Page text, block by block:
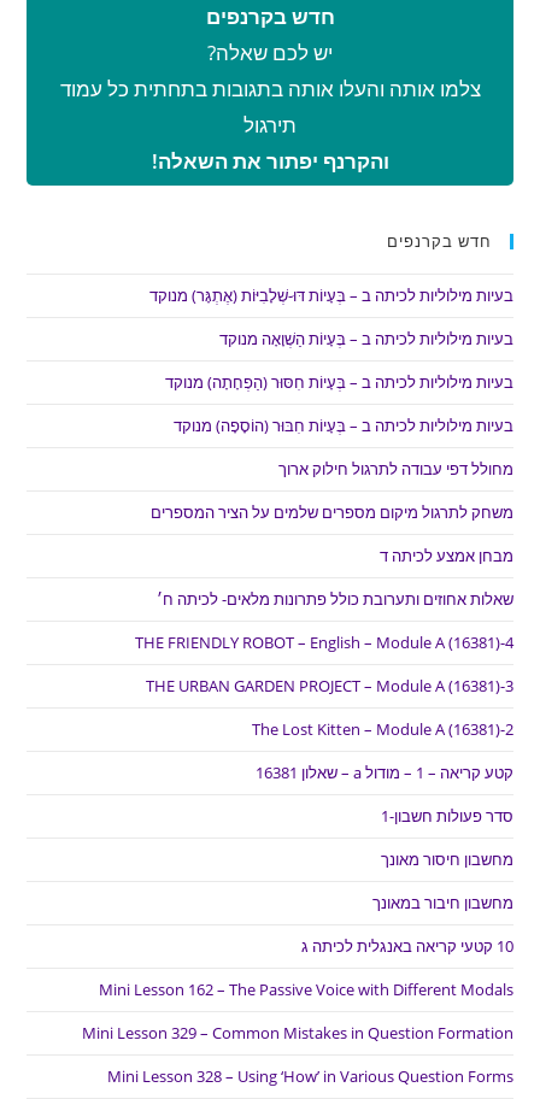
חדש בקרנפים
יש לכם שאלה?
צלמו אותה והעלו אותה בתגובות בתחתית כל עמוד
תירגול
והקרנף יפתור את השאלה!
חדש בקרנפים
בעיות מילוליות לכיתה ב – בְּעָיוֹת דּוּ-שְׁלָבִיּוֹת (אֶתְגָּר) מנוקד
בעיות מילוליות לכיתה ב – בְּעָיוֹת הַשְׁוָאָה מנוקד
בעיות מילוליות לכיתה ב – בְּעָיוֹת חִסּוּר (הַפְחָתָה) מנוקד
בעיות מילוליות לכיתה ב – בְּעָיוֹת חִבּוּר (הוֹסָפָה) מנוקד
מחולל דפי עבודה לתרגול חילוק ארוך
משחק לתרגול מיקום מספרים שלמים על הציר המספרים
מבחן אמצע לכיתה ד
שאלות אחוזים ותערובת כולל פתרונות מלאים- לכיתה ח׳
THE FRIENDLY ROBOT – English – Module A (16381)-4
THE URBAN GARDEN PROJECT – Module A (16381)-3
The Lost Kitten – Module A (16381)-2
קטע קריאה – 1 – מודול a – שאלון 16381
סדר פעולות חשבון-1
מחשבון חיסור מאונך
מחשבון חיבור במאונך
10 קטעי קריאה באנגלית לכיתה ג
Mini Lesson 162 – The Passive Voice with Different Modals
Mini Lesson 329 – Common Mistakes in Question Formation
Mini Lesson 328 – Using ‘How’ in Various Question Forms